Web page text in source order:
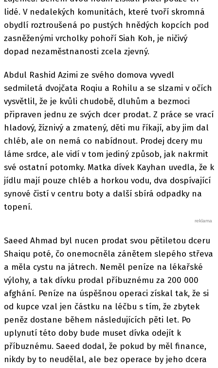
lidé. V nedalekých komunitách, které tvoří skromná
obydlí roztroušená po pustých hnědých kopcích pod
zasněženými vrcholky pohoří Siah Koh, je ničivý
dopad nezaměstnanosti zcela zjevný.
Abdul Rashid Azimi ze svého domova vyvedl
sedmiletá dvojčata Roqiu a Rohilu a se slzami v očích
vysvětlil, že je kvůli chudobě, dluhům a bezmoci
připraven jednu ze svých dcer prodat. Z práce se vrací
hladový, žíznivý a zmatený, děti mu říkají, aby jim dal
chléb, ale on nemá co nabídnout. Prodej dcery mu
láme srdce, ale vidí v tom jediný způsob, jak nakrmit
své ostatní potomky. Matka dívek Kayhan uvedla, že k
jídlu mají pouze chléb a horkou vodu, dva dospívající
synové čistí v centru boty a další sbírá odpadky na
topení.
Saeed Ahmad byl nucen prodat svou pětiletou dceru
Shaiqu poté, čo onemocněla zánětem slepého střeva
a měla cystu na játrech. Neměl peníze na lékařské
výlohy, a tak dívku prodal příbuznému za 200 000
afghání. Peníze na úspěšnou operaci získal tak, že si
od kupce vzal jen částku na léčbu s tím, že zbytek
peněz dostane během následujících pěti let. Po
uplynutí této doby bude muset dívka odejít k
příbuznému. Saeed dodal, že pokud by měl finance,
nikdy by to neudělal, ale bez operace by jeho dcera